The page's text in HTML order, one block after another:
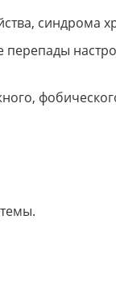
синдрома
перепады